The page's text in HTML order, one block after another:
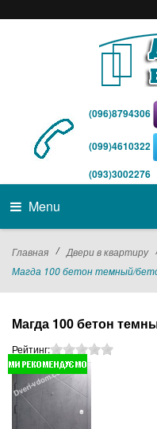
(096)8794306
(099)4610322
(093)3002276
Menu
Главная / Двери в квартиру
Магда 100 бетон темный/
Магда 100 бетон
Рейтинг: